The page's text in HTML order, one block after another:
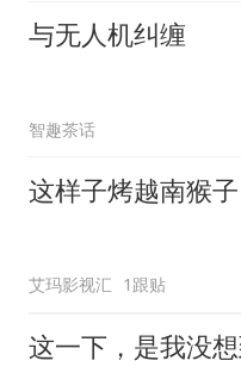
与无人机纠缠
智趣茶话
这样子烤越南猴子
艾玛影视汇 1跟贴
这一下，是我没